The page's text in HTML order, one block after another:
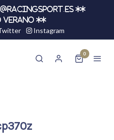
**
VERANO **
Instagram
0